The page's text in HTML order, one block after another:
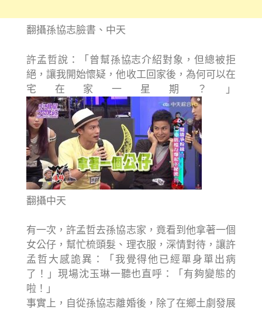
翻攝孫協志臉書、中天
許孟哲說：「曾幫孫協志介紹對象，但總被拒
絕，讓我開始懷疑，他收工回家後，為何可以在
宅在家一星期？」
翻攝中天
有一次，許孟哲去孫協志家，竟看到他拿著一個
女公仔，幫忙梳頭髮、理衣服，深情對待，讓許
孟哲大感詭異：「我覺得他已經單身單出病
了！」現場沈玉琳一聽也直呼：「有夠變態的
啦！」
事實上，自從孫協志離婚後，除了在鄉土劇發展